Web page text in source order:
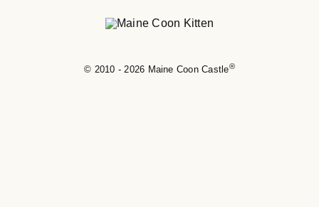
© 2010 - 2026 Maine Coon Castle®